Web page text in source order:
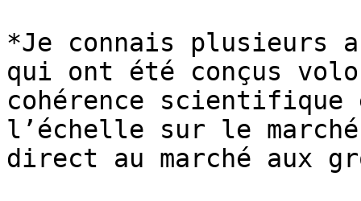
*Je connais plusieurs
qui ont été conçus
cohérence
l’échelle sur le
direct au marché aux